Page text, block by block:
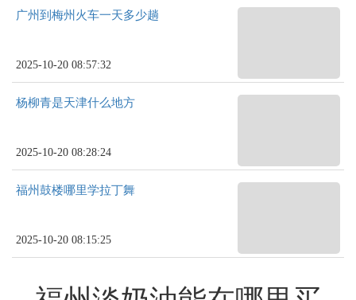
广州到梅州火车一天多少趟
2025-10-20 08:57:32
杨柳青是天津什么地方
2025-10-20 08:28:24
福州鼓楼哪里学拉丁舞
2025-10-20 08:15:25